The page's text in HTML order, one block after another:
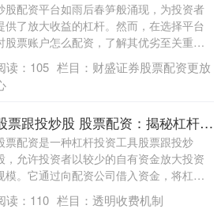
股配资平台如雨后春笋般涌现，为投资者
供了放大收益的杠杆。然而，在选择平台
股票账户怎么配资，了解其优劣至关重
。 配....
读： 105 栏目： 财盛证券股票配资更放
股票跟投炒股 股票配资：揭秘杠杆投资的奥秘与操作指南
票配资是一种杠杆投资工具股票跟投炒
，允许投资者以较少的自有资金放大投资
模。它通过向配资公司借入资金，将杠杆
例放大....
读： 110 栏目： 透明收费机制